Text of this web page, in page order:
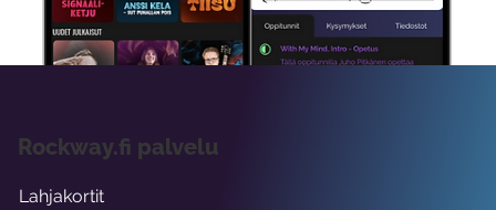
viikon ajaksi.
Rockway.fi palvelu
Lahjakortit